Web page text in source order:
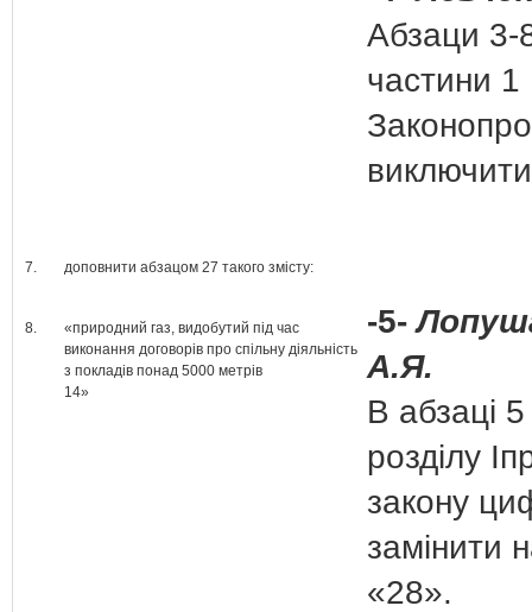
Абзаци 3-
частини 1
7. доповнити абзацом 27 такого змісту:
8.
«природний газ, видобутий під час
виконання договорів про спільну діяльність
з покладів понад 5000 метрів
14»
-5-
А.Я.
В абзаці 5
розділу
закону
замінити
«28».